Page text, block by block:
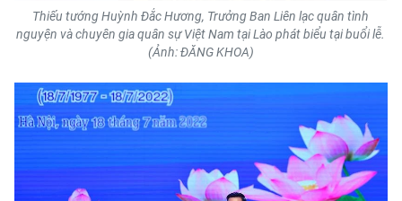
Thiếu tướng Huỳnh Đắc Hương, Trưởng Ban Liên lạc quân tình
nguyện và chuyên gia quân sự Việt Nam tại Lào phát biểu tại buổi lễ.
(Ảnh: ĐĂNG KHOA)